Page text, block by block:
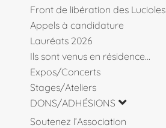
Front de libération des Lucioles
Appels à candidature
Lauréats 2026
Ils sont venus en résidence…
Expos/Concerts
Stages/Ateliers
DONS/ADHÉSIONS
Soutenez l’Association